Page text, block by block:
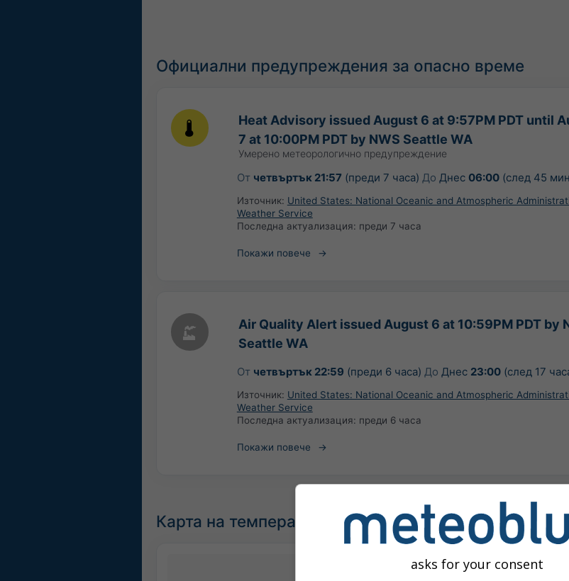
Официални предупреждения за опасно време
Heat Advisory issued August 6 at 9:57PM PDT until
7 at 10:00PM PDT by NWS Seattle WA
Умерено метеорологично предупреждение
От четвъртък 21:57 (преди 7 часа) До Днес 06:00(след 45
Източник: United States: National Oceanic and Atmospheric
Weather Service
Последна актуализация: преди 7 часа
Покажи повече
Air Quality Alert issued August 6 at 10:59PM PDT by
Seattle WA
От четвъртък 22:59 (преди 6 часа) До Днес 23:00(след 17
Източник: United States: National Oceanic and Atmospheric
Weather Service
Последна актуализация: преди 6 часа
Покажи повече
Карта на температурата за Белвю
asks for your consent